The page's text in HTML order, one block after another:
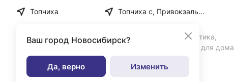
Топчиха
Ваш город Новосибирск?
Да, верно Изменить
Топчиха с, Привокзальная ул, дом № 35
Бытовая химия, косметика,
парфюмерия и товары для дома
Каталог